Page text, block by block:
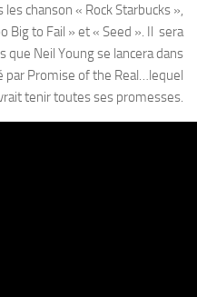
chanson « Rock Starbucks »,
Big to Fail » et « Seed ». Il sera
que Neil Young se lancera dans
par Promise of the Real…lequel
tenir toutes ses promesses.